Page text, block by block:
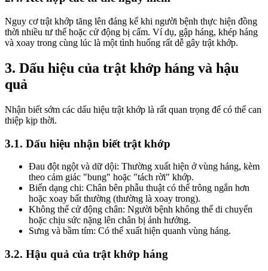
Nguy cơ trật khớp tăng lên đáng kể khi người bệnh thực hiện đồng
thời nhiều tư thế hoặc cử động bị cấm. Ví dụ, gập háng, khép háng
và xoay trong cùng lúc là một tình huống rất dễ gây trật khớp.
3. Dấu hiệu của trật khớp háng và hậu
quả
Nhận biết sớm các dấu hiệu trật khớp là rất quan trọng để có thể can
thiệp kịp thời.
3.1. Dấu hiệu nhận biết trật khớp
Đau đột ngột và dữ dội: Thường xuất hiện ở vùng háng, kèm
theo cảm giác "bung" hoặc "tách rời" khớp.
Biến dạng chi: Chân bên phẫu thuật có thể trông ngắn hơn
hoặc xoay bất thường (thường là xoay trong).
Không thể cử động chân: Người bệnh không thể di chuyển
hoặc chịu sức nặng lên chân bị ảnh hưởng.
Sưng và bầm tím: Có thể xuất hiện quanh vùng háng.
3.2. Hậu quả của trật khớp háng